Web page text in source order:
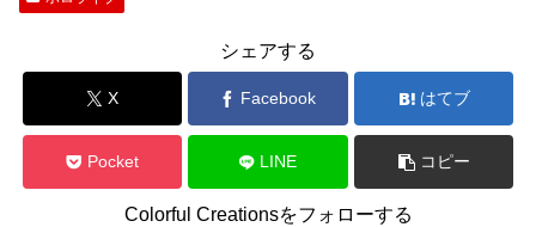
シェアする
X Facebook はてブ
Pocket LINE コピー
Colorful Creationsをフォローする